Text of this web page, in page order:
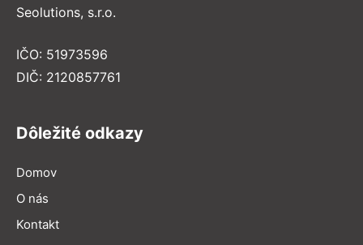
Seolutions, s.r.o.
IČO: 51973596
DIČ: 2120857761
Dôležité odkazy
Domov
O nás
Kontakt